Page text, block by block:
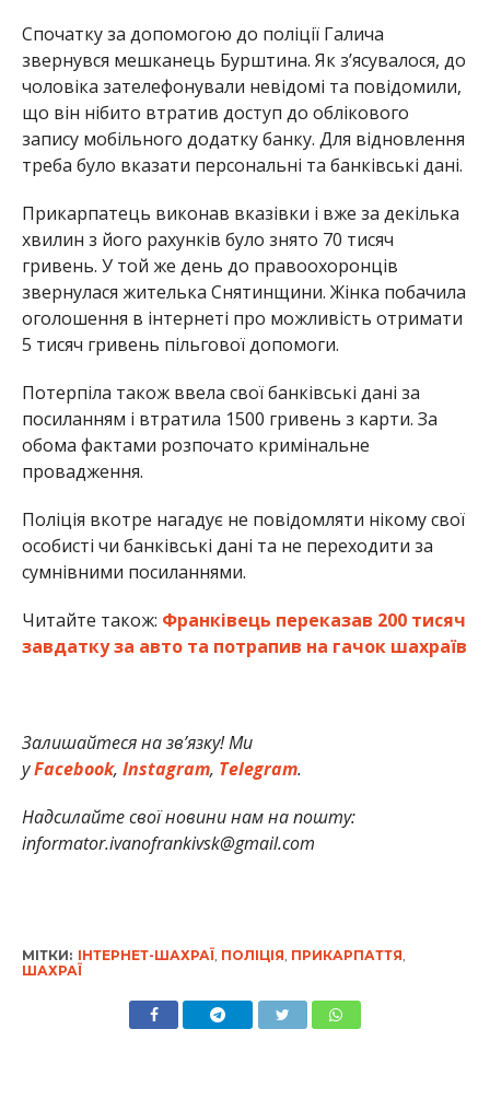
Спочатку за допомогою до поліції Галича
звернувся мешканець Бурштина. Як з’ясувалося, до
чоловіка зателефонували невідомі та повідомили,
що він нібито втратив доступ до облікового
запису мобільного додатку банку. Для відновлення
треба було вказати персональні та банківські дані.
Прикарпатець виконав вказівки і вже за декілька
хвилин з його рахунків було знято 70 тисяч
гривень. У той же день до правоохоронців
звернулася жителька Снятинщини. Жінка побачила
оголошення в інтернеті про можливість отримати
5 тисяч гривень пільгової допомоги.
Потерпіла також ввела свої банківські дані за
посиланням і втратила 1500 гривень з карти. За
обома фактами розпочато кримінальне
провадження.
Поліція вкотре нагадує не повідомляти нікому свої
особисті чи банківські дані та не переходити за
сумнівними посиланнями.
Читайте також: Франківець переказав 200 тисяч
завдатку за авто та потрапив на гачок шахраїв
Залишайтеся на зв’язку! Ми
уFacebook, Instagram, Telegram.
Надсилайте свої новини нам на пошту:
informator.ivanofrankivsk@gmail.com
МІТКИ: ІНТЕРНЕТ-ШАХРАЇ, ПОЛІЦІЯ, ПРИКАРПАТТЯ,
ШАХРАЇ